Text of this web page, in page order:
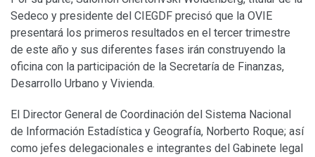
Sedeco y presidente del CIEGDF precisó que la OVIE
presentará los primeros resultados en el tercer trimestre
de este año y sus diferentes fases irán construyendo la
oficina con la participación de la Secretaría de Finanzas,
Desarrollo Urbano y Vivienda.
El Director General de Coordinación del Sistema Nacional
de Información Estadística y Geografía, Norberto Roque; así
como jefes delegacionales e integrantes del Gabinete legal